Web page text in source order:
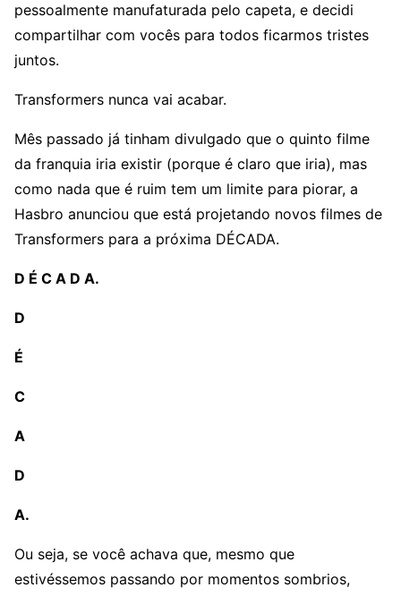
pessoalmente manufaturada pelo capeta, e decidi
compartilhar com vocês para todos ficarmos tristes
juntos.
Transformers nunca vai acabar.
Mês passado já tinham divulgado que o quinto filme
da franquia iria existir (porque é claro que iria), mas
como nada que é ruim tem um limite para piorar, a
Hasbro anunciou que está projetando novos filmes de
Transformers para a próxima DÉCADA.
D É C A D A.
D
É
C
A
D
A.
Ou seja, se você achava que, mesmo que
estivéssemos passando por momentos sombrios,